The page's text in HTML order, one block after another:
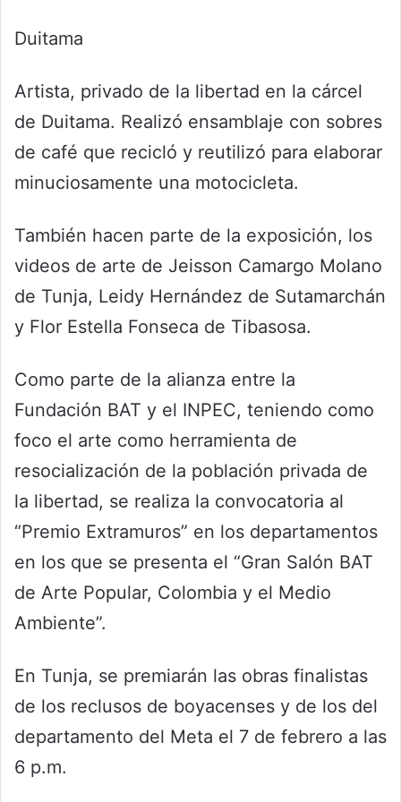
Duitama
Artista, privado de la libertad en la cárcel
de Duitama. Realizó ensamblaje con sobres
de café que recicló y reutilizó para elaborar
minuciosamente una motocicleta.
También hacen parte de la exposición, los
videos de arte de Jeisson Camargo Molano
de Tunja, Leidy Hernández de Sutamarchán
y Flor Estella Fonseca de Tibasosa.
Como parte de la alianza entre la
Fundación BAT y el INPEC, teniendo como
foco el arte como herramienta de
resocialización de la población privada de
la libertad, se realiza la convocatoria al
“Premio Extramuros” en los departamentos
en los que se presenta el “Gran Salón BAT
de Arte Popular, Colombia y el Medio
Ambiente”.
En Tunja, se premiarán las obras finalistas
de los reclusos de boyacenses y de los del
departamento del Meta el 7 de febrero a las
6 p.m.